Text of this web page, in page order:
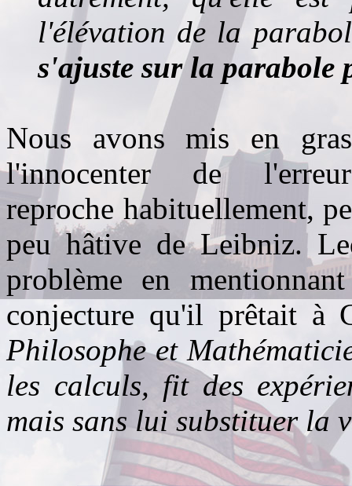
l'élévation de la
s'ajuste sur la parabole
Nous avons mis en
l'innocenter de
reproche habituellement,
peu hâtive de Leibniz.
problème en
conjecture qu'il prêtait à
Philosophe et
les calculs, fit des
mais sans lui substituer la